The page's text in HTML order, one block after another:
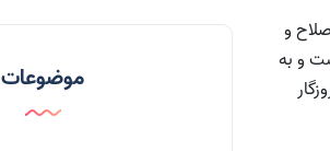
و
موضوعات مختلف، اصلاحات فردى[5] و اصلاحات اجتماعى[6] است و به
موضوعات